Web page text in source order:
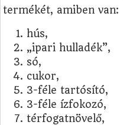
termékét, amiben van:
hús,
„ipari hulladék”,
só,
cukor,
3-féle tartósító,
3-féle ízfokozó,
térfogatnövelő,